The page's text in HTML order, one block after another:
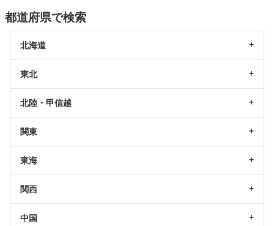
都道府県で検索
北海道
東北
北陸・甲信越
関東
東海
関西
中国